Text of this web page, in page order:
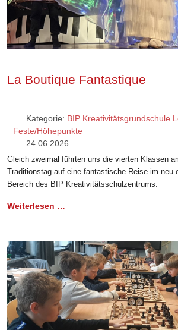
La Boutique Fantastique
Kategorie: BIP Kreativitätsgrundschule
Feste/Höhepunkte
24.06.2026
Gleich zweimal führten uns die vierten Klassen
Traditionstag auf eine fantastische Reise im neu
Bereich des BIP Kreativitätsschulzentrums.
Weiterlesen …